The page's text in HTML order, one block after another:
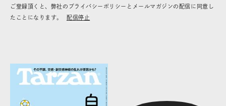
ご登録頂くと、弊社のプライバシーポリシーとメールマガジンの配信に同意し
たことになります。
配信停止